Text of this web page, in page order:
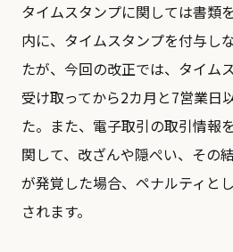
タイムスタンプに関しては書類
内に、タイムスタンプを付与し
たが、今回の改正では、タイム
受け取ってから2カ月と7営業日
た。また、電子取引の取引情報
関して、改ざんや隠ぺい、その
が発覚した場合、ペナルティと
されます。